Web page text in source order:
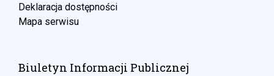
Deklaracja dostępności
Mapa serwisu
Biuletyn Informacji Publicznej